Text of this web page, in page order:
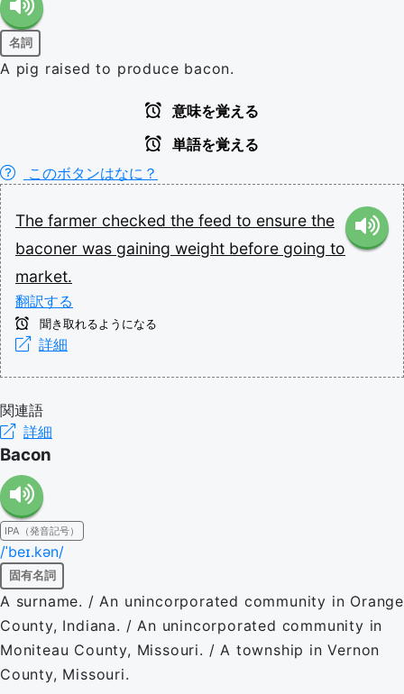
名詞
A pig raised to produce bacon.
意味を覚える
単語を覚える
このボタンはなに？
The farmer checked the feed to ensure the
baconer was gaining weight before going to
market.
翻訳する
聞き取れるようになる
詳細
関連語
詳細
Bacon
IPA（発音記号）
/ˈbeɪ.kən/
固有名詞
A surname. / An unincorporated community in Orange
County, Indiana. / An unincorporated community in
Moniteau County, Missouri. / A township in Vernon
County, Missouri.